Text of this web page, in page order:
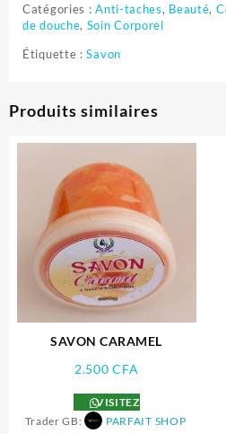
Catégories :Anti-taches, Beauté,
de douche, Soin Corporel
Étiquette :Savon
Produits similaires
SAVON CARAMEL
2.500CFA
VISITEZ
Trader GB:
PARFAIT SHOP